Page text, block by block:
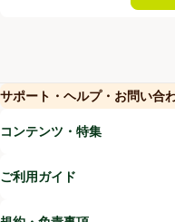
サポート・ヘルプ・お問い合
(新しいウィ
コンテンツ・特集
ご利用ガイド